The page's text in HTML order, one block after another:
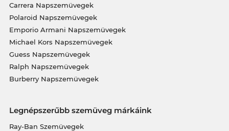
Carrera Napszemüvegek
Polaroid Napszemüvegek
Emporio Armani Napszemüvegek
Michael Kors Napszemüvegek
Guess Napszemüvegek
Ralph Napszemüvegek
Burberry Napszemüvegek
Legnépszerűbb szemüveg márkáink
Ray-Ban Szemüvegek